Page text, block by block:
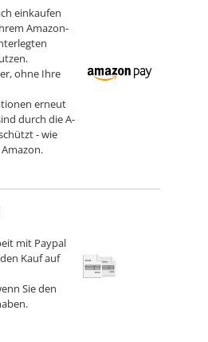
einkaufen
Amazon-
ohne Ihre
erneut
durch die A-
- wie
mit Paypal
Kauf auf
Sie den